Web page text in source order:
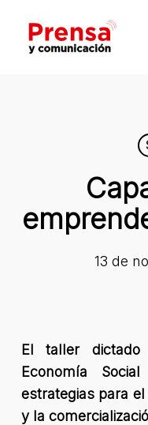
main
13 de
El taller
Economía
estrategias para
y la